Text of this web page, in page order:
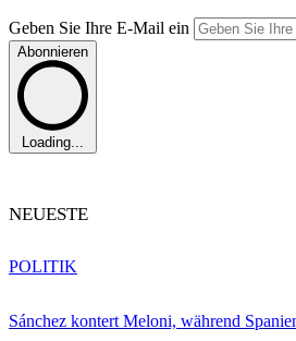
Geben Sie Ihre E-Mail ein
Abonnieren
Loading...
NEUESTE
Sánchez kontert Meloni, während
POLITIK